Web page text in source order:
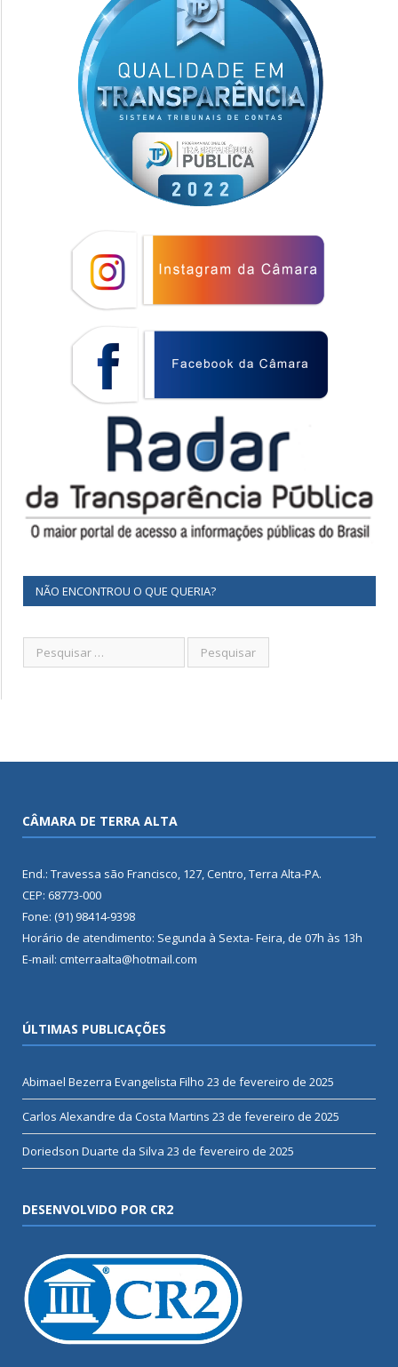
NÃO ENCONTROU O QUE QUERIA?
CÂMARA DE TERRA ALTA
End.: Travessa são Francisco, 127, Centro, Terra Alta-PA.
CEP: 68773-000
Fone: (91) 98414-9398
Horário de atendimento: Segunda à Sexta- Feira, de 07h às 13h
E-mail: cmterraalta@hotmail.com
ÚLTIMAS PUBLICAÇÕES
Abimael Bezerra Evangelista Filho 23 de fevereiro de 2025
Carlos Alexandre da Costa Martins 23 de fevereiro de 2025
Doriedson Duarte da Silva 23 de fevereiro de 2025
DESENVOLVIDO POR CR2